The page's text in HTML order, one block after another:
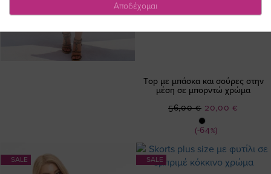
Τop με μπάσκα και σούρες στην
μέση σε μπορντώ χρώμα
(-64%)
Ειδική
Τιμή
20,00 €
56,00 €
SALE SALE
Αποδέχομαι